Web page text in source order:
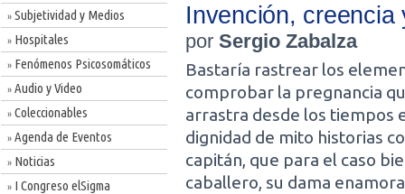
» Subjetividad y Medios
» Hospitales
» Fenómenos Psicosomáticos
» Audio y Video
» Coleccionables
» Agenda de Eventos
» Noticias
» I Congreso elSigma
Invención, creencia
por Sergio Zabalza
Bastaría rastrear los
comprobar la pregnancia
arrastra desde los tiempos
dignidad de mito historias
capitán, que para el caso
caballero, su dama